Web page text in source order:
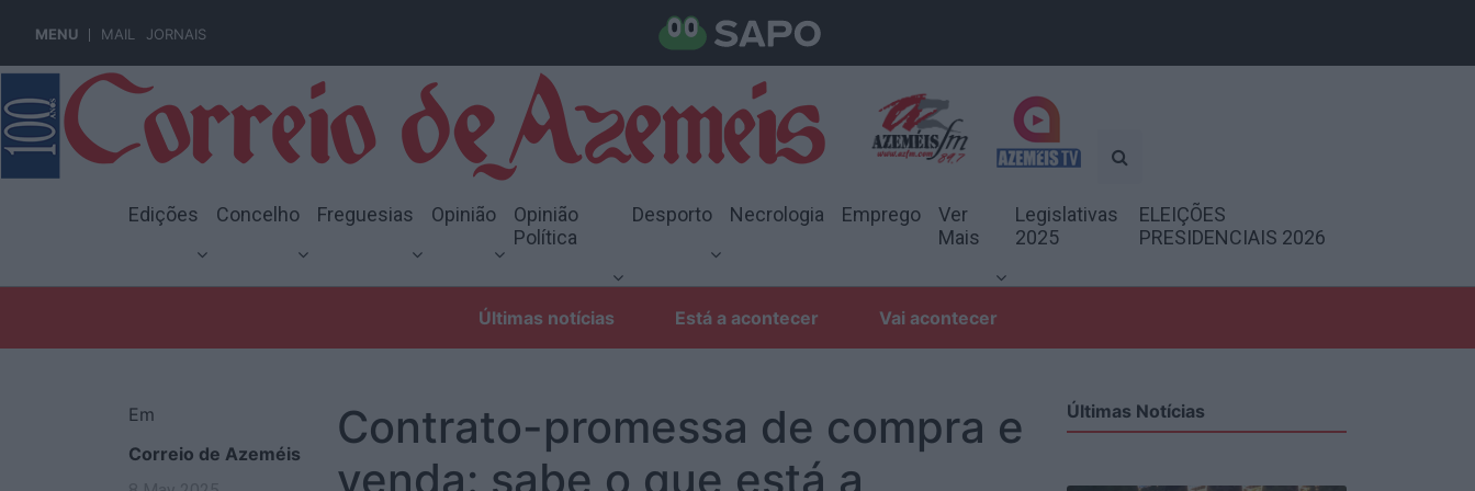
MENU MAIL JORNAIS
Edições Concelho Freguesias Opinião
Opinião
Política
Desporto Necrologia Emprego
Ver
Mais
Legislativas
2025
ELEIÇÕES
PRESIDENCIAIS 2026
Últimas notícias Está a acontecer Vai acontecer
Em
Correio de Azeméis
Contrato-promessa de compra e
venda: sabe o que está a
Últimas Notícias